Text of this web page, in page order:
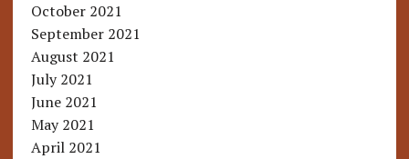
October 2021
September 2021
August 2021
July 2021
June 2021
May 2021
April 2021